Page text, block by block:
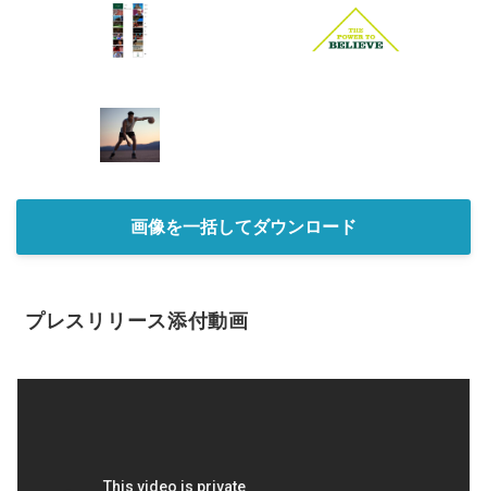
画像を一括してダウンロード
プレスリリース添付動画